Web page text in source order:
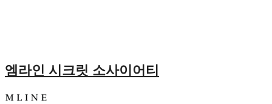
엠라인 시크릿 소사이어티